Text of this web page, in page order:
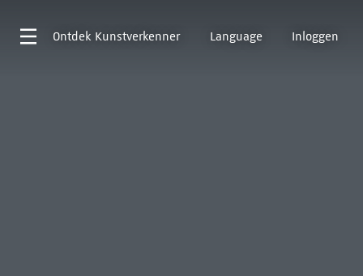
Ontdek Kunstverkenner Language Inloggen